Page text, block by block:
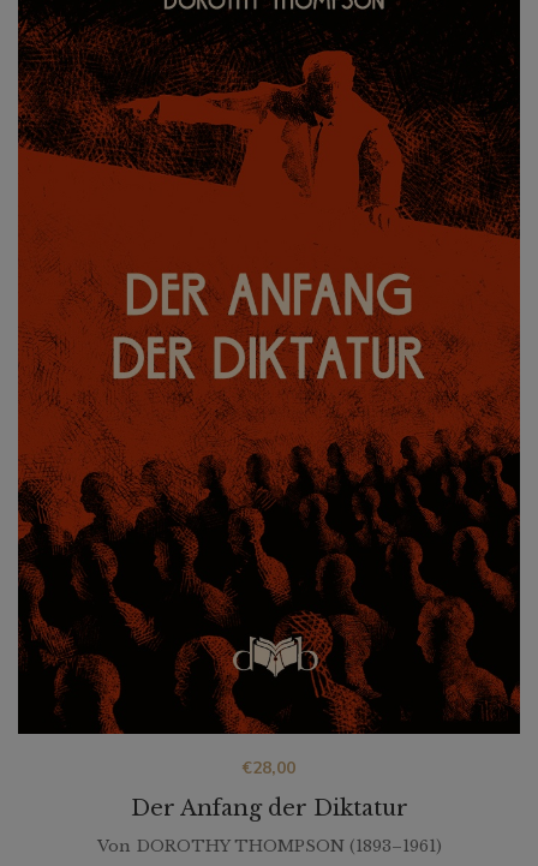
Der Anfang der Diktatur
€28,00
Von DOROTHY THOMPSON (1893–1961)